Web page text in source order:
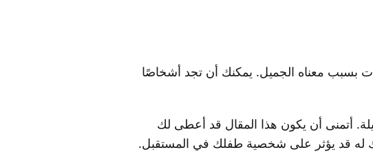
بسبب معناه الجميل. يمكنك أن تجد أشخاصًا
أتمنى أن يكون هذا المقال قد أعطى لك
له قد يؤثر على شخصية طفلك في المستقبل.